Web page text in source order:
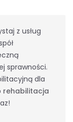
z usług
sprawności.
dla
rehabilitacja